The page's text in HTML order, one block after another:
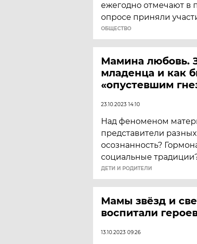
ежегодно отмечают в
опросе приняли
ОБЩЕСТВО
Мамина любовь.
младенца и как
«опустевшим
23.10.2023 14:10
Над феноменом
представители
осознанность?
социальные
ДЕТИ И РОДИТЕЛИ
Мамы звёзд и
воспитали
13.10.2023 09:26